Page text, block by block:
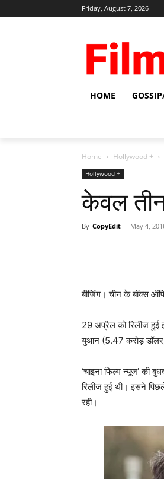
Friday, August 7, 2026
HOME
Home Hollywood +
Hollywood +
केवल
By CopyEdit - May 4,
बीजिंग। चीन के बॉक्स
29 अप्रैल को रिलीज हुई
युआन (5.47 करोड़ डॉलर)
‘चाइना फिल्म न्यूज’ की
रिलीज हुई थी। इसने
रही।